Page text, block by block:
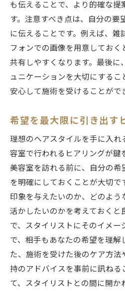
も伝えることで、より的確な提
す。注意すべき点は、自分の要
に伝えることです。例えば、雑
フォンでの画像を用意しておく
共有しやすくなります。最後に
ュニケーションを大切にするこ
安心して施術を受けることがで
希望を最大限に引き出す
理想のヘアスタイルを手に入れ
容室で行われるヒアリングが鍵
美容室を訪れる前に、自分の希
を明確にしておくことが大切で
印象を与えたいのか、どのよう
活かしたいのかを考えておくと
で、スタイリストにそのイメー
で、相手もあなたの希望を理解
た、施術を受けた後のケア方法
持のアドバイスを事前に訊ねる
て、スタイリストとの間に開か